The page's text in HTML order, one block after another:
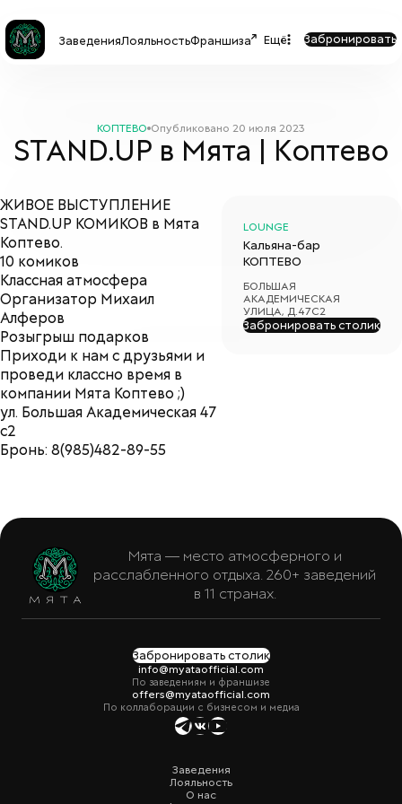
ЗаведенияЛояльностьФраншиза Ещё Забронировать
КОПТЕВО Опубликовано 20 июля 2023
STAND.UP в Мята | Коптево
ЖИВОЕ ВЫСТУПЛЕНИЕ
STAND.UP КОМИКОВ в Мята
Коптево.
10 комиков
Классная атмосфера
Организатор Михаил
Алферов
Розыгрыш подарков
Приходи к нам с друзьями и
проведи классно время в
компании Мята Коптево ;)
ул. Большая Академическая 47
с2
Бронь: 8(985)482-89-55
LOUNGE
Кальяна-бар
КОПТЕВО
БОЛЬШАЯ
АКАДЕМИЧЕСКАЯ
УЛИЦА, Д.47С2
Забронировать столик
Мята — место атмосферного и
расслабленного отдыха. 260+ заведений
в 11 странах.
Забронировать столик
info@myataofficial.com
По заведениям и франшизе
offers@myataofficial.com
По коллаборации с бизнесом и медиа
Заведения
Лояльность
О нас